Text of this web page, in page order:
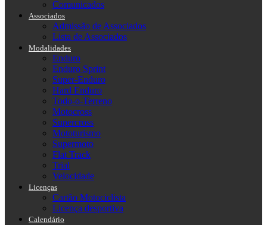
Comunicados
Associados
Admissão de Associados
Lista de Associados
Modalidades
Enduro
Enduro Sprint
Super-Enduro
Hard Enduro
Todo-o-Terreno
Motocross
Supercross
Mototurismo
Supermoto
Flat Track
Trial
Velocidade
Licenças
Cartão Motociclista
Licença desportiva
Calendário